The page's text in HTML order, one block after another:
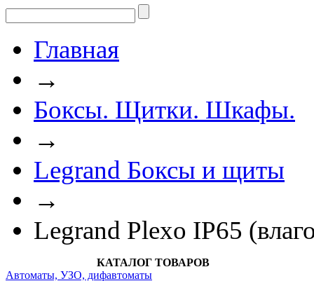
Главная
→
Боксы. Щитки. Шкафы.
→
Legrand Боксы и щиты
→
Legrand Plexo IP65
КАТАЛОГ ТОВАРОВ
Автоматы, УЗО, дифавтоматы